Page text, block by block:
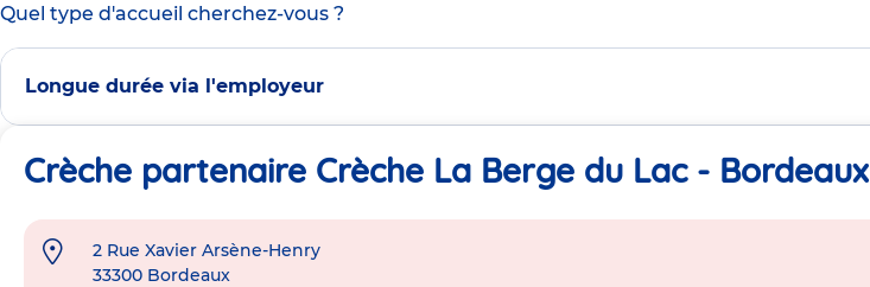
Quel type d'accueil cherchez-vous ?
Longue durée via l'employeur
Crèche partenaire Crèche La Berge du Lac - Bordeaux
Adresse
2 Rue Xavier Arsène-Henry
33300 Bordeaux